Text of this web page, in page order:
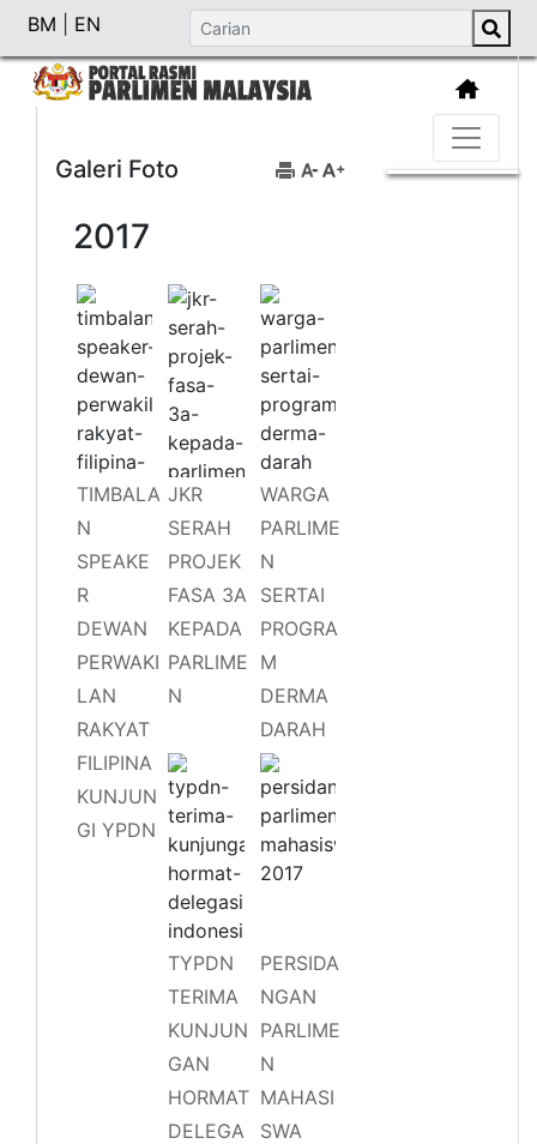
BM EN
Galeri Foto
2017
TIMBALA
N
SPEAKE
R
DEWAN
PERWAKI
LAN
RAKYAT
FILIPINA
KUNJUN
GI YPDN
JKR
SERAH
PROJEK
FASA 3A
KEPADA
PARLIME
N
WARGA
PARLIME
N
SERTAI
PROGRA
M
DERMA
DARAH
TYPDN
TERIMA
KUNJUN
GAN
HORMAT
DELEGA
PERSIDA
NGAN
PARLIME
N
MAHASI
SWA